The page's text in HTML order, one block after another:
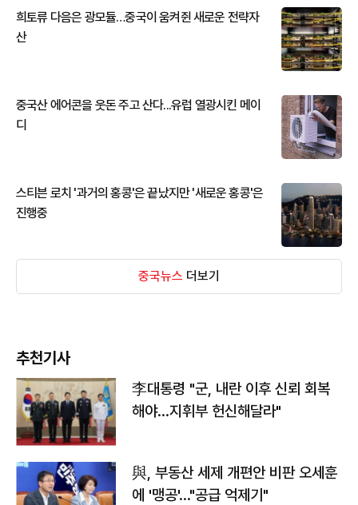
희토류 다음은 광모듈…중국이 움켜쥔 새로운 전략자
산
중국산 에어콘을 웃돈 주고 산다...유럽 열광시킨 메이
디
스티븐 로치 '과거의 홍콩'은 끝났지만 '새로운 홍콩'은
진행중
중국뉴스 더보기
추천기사
李대통령 "군, 내란 이후 신뢰 회복
해야…지휘부 헌신해달라"
與, 부동산 세제 개편안 비판 오세훈
에 '맹공'…"공급 억제기"